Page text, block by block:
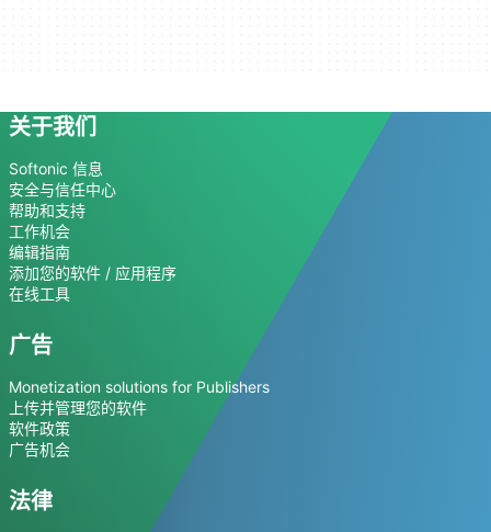
关于我们
Softonic 信息
安全与信任中心
帮助和支持
工作机会
编辑指南
添加您的软件 / 应用程序
在线工具
广告
Monetization solutions for Publishers
上传并管理您的软件
软件政策
广告机会
法律